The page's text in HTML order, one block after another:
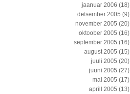
jaanuar 2006 (18)
detsember 2005 (9)
november 2005 (20)
oktoober 2005 (16)
september 2005 (16)
august 2005 (15)
juuli 2005 (20)
juuni 2005 (27)
mai 2005 (17)
aprill 2005 (13)